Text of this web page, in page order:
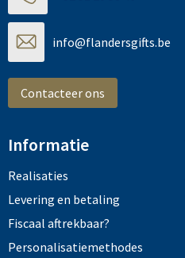
info@flandersgifts.be
Contacteer ons
Informatie
Realisaties
Levering en betaling
Fiscaal aftrekbaar?
Personalisatiemethodes